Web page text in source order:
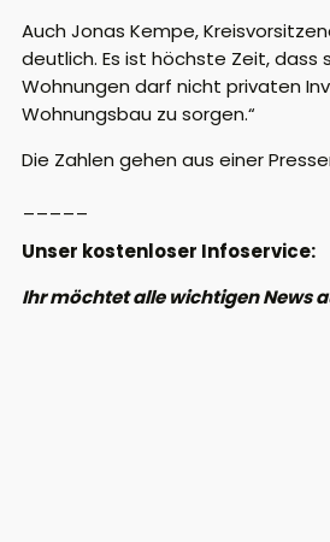
Auch Jonas Kempe,
deutlich. Es ist höchste Zeit, dass
Wohnungen darf nicht privaten
Wohnungsbau zu sorgen.“
Die Zahlen gehen aus einer
Unser kostenloser Infoservice:
Ihr möchtet alle wichtigen News